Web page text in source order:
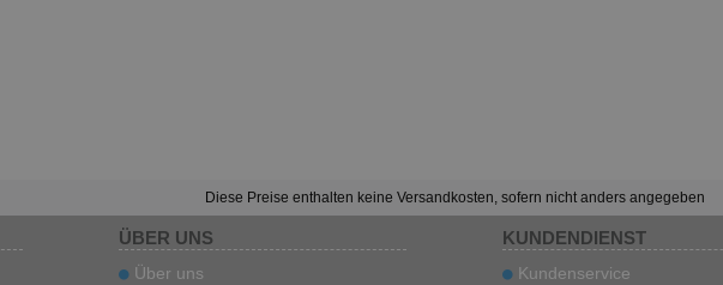
Diese Preise enthalten keine Versandkosten, sofern nicht anders angegeben
ÜBER UNS
Über uns
KUNDENDIENST
Kundenservice